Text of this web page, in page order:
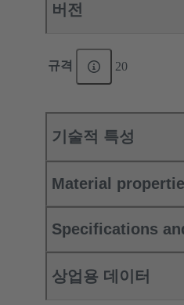
버전
규격 20
기술적 특성
Material
Specifications
상업용 데이터